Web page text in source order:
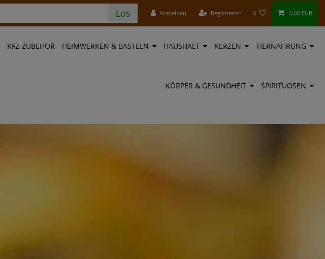
Los Anmelden Registrieren 0 0,00 EUR
KFZ-ZUBEHÖR HEIMWERKEN & BASTELN HAUSHALT KERZEN TIERNAHRUNG
KÖRPER & GESUNDHEIT SPIRITUOSEN